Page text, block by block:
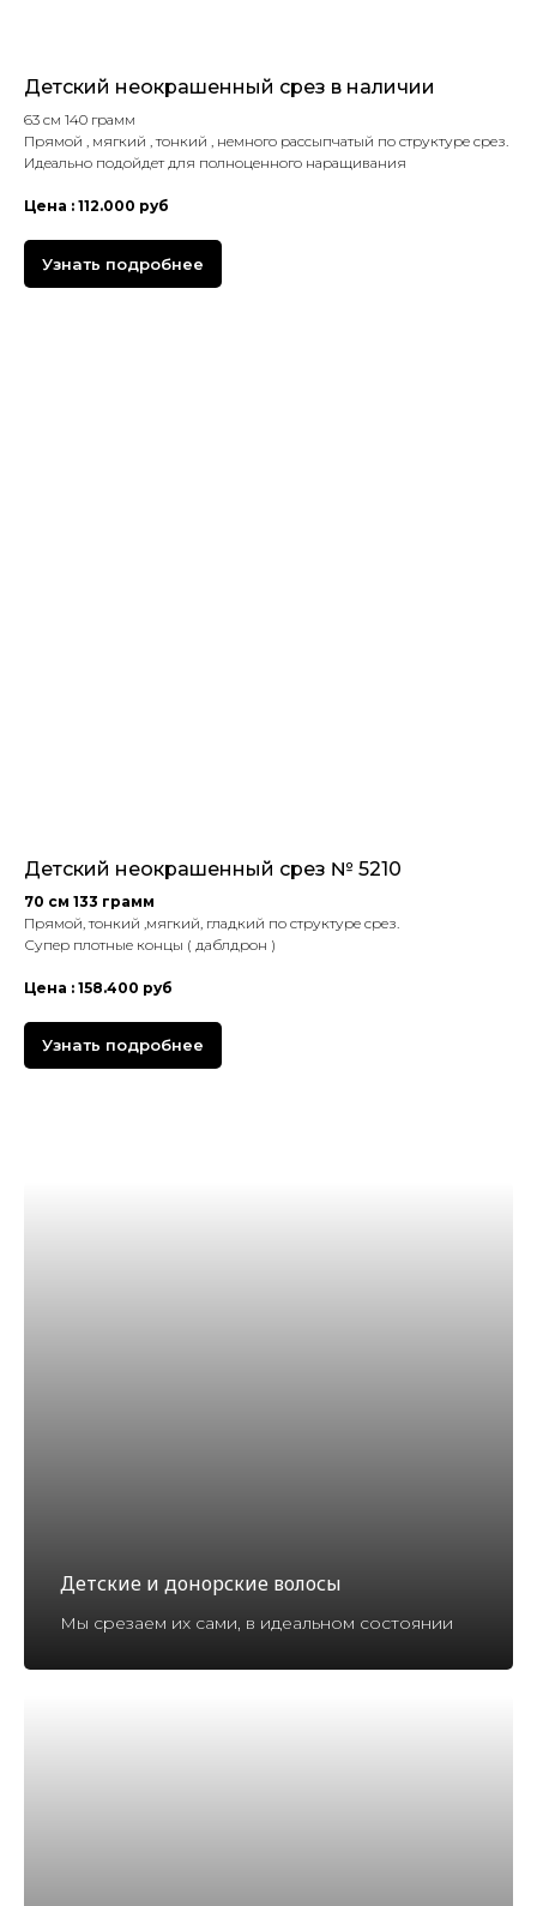
Детский неокрашенный срез в наличии
63 см 140 грамм
Прямой , мягкий , тонкий , немного рассыпчатый по структуре срез.
Идеально подойдет для полноценного наращивания
Цена : 112.000 руб
Узнать подробнее
Детский неокрашенный срез № 5210
70 см 133 грамм
Прямой, тонкий ,мягкий, гладкий по структуре срез.
Супер плотные концы ( даблдрон )
Цена : 158.400 руб
Узнать подробнее
Детские и донорские волосы
Мы срезаем их сами, в идеальном состоянии